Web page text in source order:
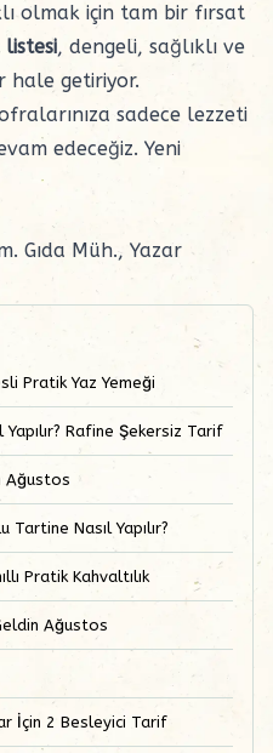
olmak için tam bir fırsat
listesi, dengeli, sağlıklı ve
hale getiriyor.
sadece lezzeti
edeceğiz. Yeni
Gıda Müh., Yazar
Pratik Yaz Yemeği
Rafine Şekersiz Tarif
Ağustos
Nasıl Yapılır?
Pratik Kahvaltılık
Ağustos
İçin 2 Besleyici Tarif